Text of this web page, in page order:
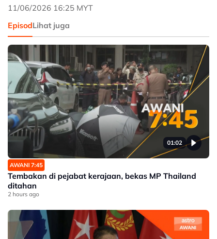
11/06/2026 16:25 MYT
EpisodLihat juga
01:02
AWANI 7:45
Tembakan di pejabat kerajaan, bekas MP Thailand
ditahan
2 hours ago